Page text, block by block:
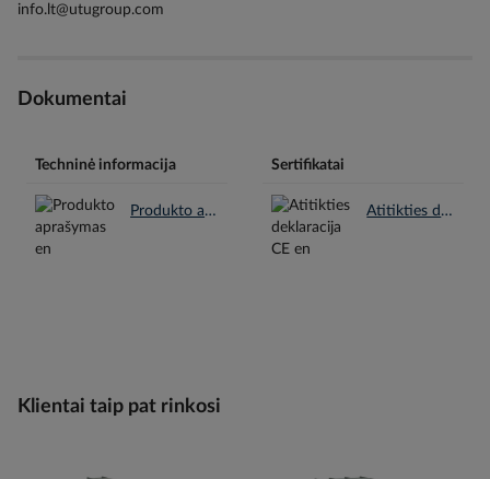
info.lt@utugroup.com
Dokumentai
Techninė informacija
Produkto aprašymas en.pdf
Sertifikatai
Atitikties deklaracija CE en.pdf
Klientai taip pat rinkosi